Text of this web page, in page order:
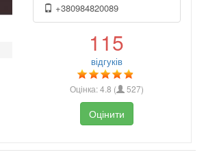
+380984820089
115
відгуків
Оцінка:4.8 ( 527)
Оцінити